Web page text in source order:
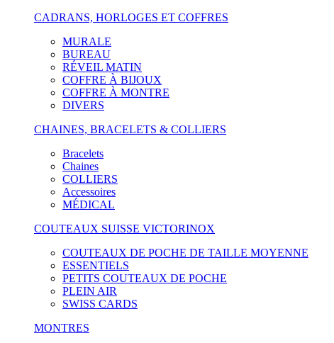
CADRANS, HORLOGES ET COFFRES
MURALE
BUREAU
RÉVEIL MATIN
COFFRE À BIJOUX
COFFRE À MONTRE
DIVERS
CHAINES, BRACELETS & COLLIERS
Bracelets
Chaines
COLLIERS
Accessoires
MÉDICAL
COUTEAUX SUISSE VICTORINOX
COUTEAUX DE POCHE DE TAILLE MOYENNE
ESSENTIELS
PETITS COUTEAUX DE POCHE
PLEIN AIR
SWISS CARDS
MONTRES